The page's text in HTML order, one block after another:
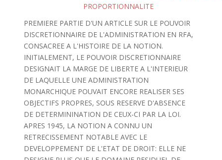
PROPORTIONNALITE
PREMIERE PARTIE D'UN ARTICLE SUR LE POUVOIR
DISCRETIONNAIRE DE L'ADMINISTRATION EN RFA,
CONSACREE A L'HISTOIRE DE LA NOTION.
INITIALEMENT, LE POUVOIR DISCRETIONNAIRE
DESIGNAIT LA MARGE DE LIBERTE A L'INTERIEUR
DE LAQUELLE UNE ADMINISTRATION
MONARCHIQUE POUVAIT ENCORE REALISER SES
OBJECTIFS PROPRES, SOUS RESERVE D'ABSENCE
DE DETERMININATION DE CEUX-CI PAR LA LOI.
APRES 1945, LA NOTION A CONNU UN
RETRECISSEMENT NOTABLE AVEC LE
DEVELOPPEMENT DE L'ETAT DE DROIT: ELLE NE